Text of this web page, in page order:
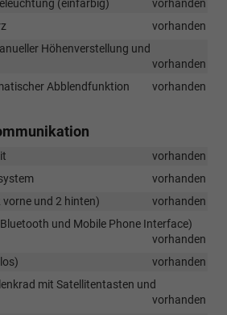
(einfarbig)
vorhanden
vorhanden
Höhenverstellung und
vorhanden
Abblendfunktion
vorhanden
vorhanden
vorhanden
vorne und 2 hinten)
vorhanden
und Mobile Phone Interface)
vorhanden
vorhanden
mit Satellitentasten und
vorhanden